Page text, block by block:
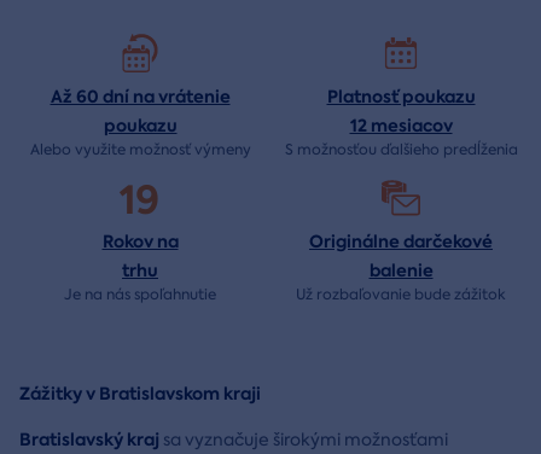
Až 60 dní na vrátenie
poukazu
Alebo využite možnosť výmeny
Platnosť poukazu
12 mesiacov
S možnosťou ďalšieho predĺženia
19
Rokov na
trhu
Je na nás spoľahnutie
Originálne darčekové
balenie
Už rozbaľovanie budezážitok
Zážitky v Bratislavskom kraji
Bratislavský kraj sa vyznačuje širokými možnosťami